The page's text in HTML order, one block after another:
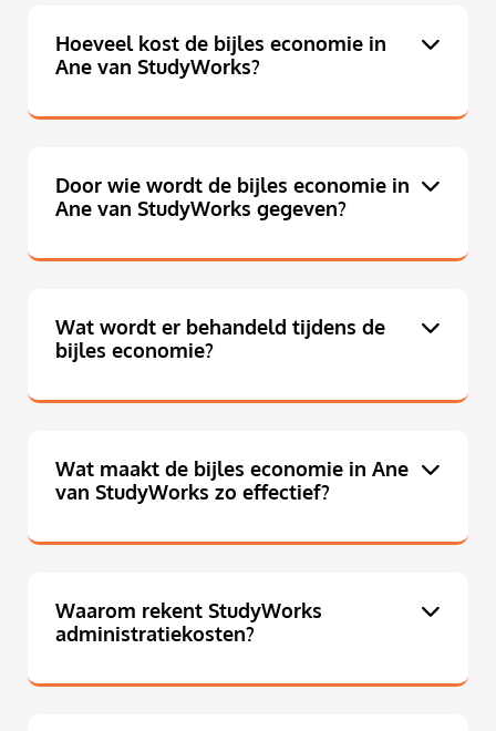
Hoeveel kost de bijles economie in
Ane van StudyWorks?
Door wie wordt de bijles economie in
Ane van StudyWorks gegeven?
Wat wordt er behandeld tijdens de
bijles economie?
Wat maakt de bijles economie in Ane
van StudyWorks zo effectief?
Waarom rekent StudyWorks
administratiekosten?